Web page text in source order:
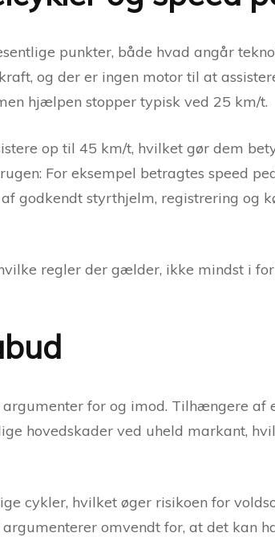
punkter, både hvad angår
og der er ingen motor til at
hjælpen stopper typisk ved 25 km/t.
op til 45 km/t, hvilket gør dem
For eksempel betragtes speed
godkendt styrthjelm, registrering og
regler der gælder, ikke mindst i
for og imod. Tilhængere af
hovedskader ved uheld markant,
cykler, hvilket øger risikoen for
omvendt for, at det kan